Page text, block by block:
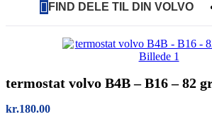
FIND DELE TIL DIN VOLVO
termostat volvo B4B – B16 – 82
kr.180.00